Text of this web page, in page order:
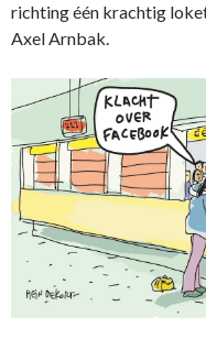
richting één krachtig
Axel Arnbak.